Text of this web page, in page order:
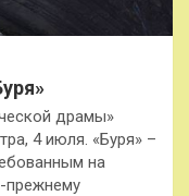
драмы»
4 июля. «Буря» –
на
прежнему